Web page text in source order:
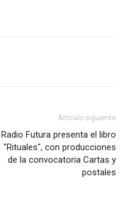
Artículo siguiente
Radio Futura presenta el libro
"Rituales", con producciones
de la convocatoria Cartas y
postales